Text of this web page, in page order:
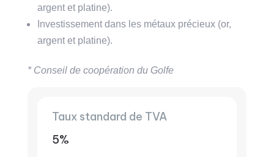
argent et platine).
Investissement dans les métaux précieux (or,
argent et platine).
* Conseil de coopération du Golfe
Taux standard de TVA
5%